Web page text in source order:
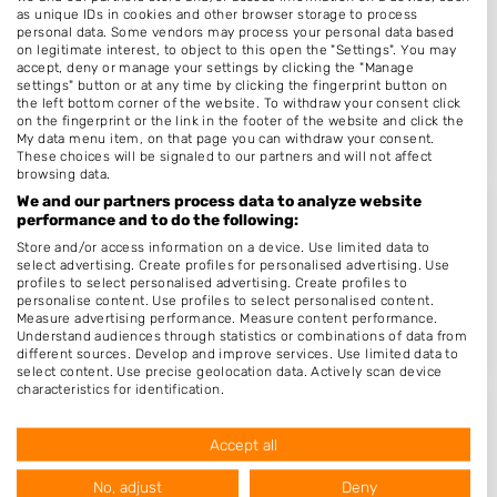
A Beautiful Nail Nagelsalon
Kanaalpad 2
7321AP Apeldoorn
Op 15,34 km afstand
Fashion Nails & Spa
Kerkplein 19
3891ED Zeewolde
Op 17,29 km afstand
Francis Nail Salon
Kamgras 8
as unique IDs in cookies and other browser storage to process
personal data. Some vendors may process your personal data based
on legitimate interest, to object to this open the "Settings". You may
accept, deny or manage your settings by clicking the "Manage
settings" button or at any time by clicking the fingerprint button on
the left bottom corner of the website. To withdraw your consent click
on the fingerprint or the link in the footer of the website and click the
My data menu item, on that page you can withdraw your consent.
These choices will be signaled to our partners and will not affect
browsing data.
We and our partners process data to analyze website
performance and to do the following:
Store and/or access information on a device. Use limited data to
select advertising. Create profiles for personalised advertising. Use
profiles to select personalised advertising. Create profiles to
personalise content. Use profiles to select personalised content.
Measure advertising performance. Measure content performance.
Understand audiences through statistics or combinations of data from
different sources. Develop and improve services. Use limited data to
select content. Use precise geolocation data. Actively scan device
characteristics for identification.
USA.
Your consent and the cookie policy applies solely to this website/app.
View Partner List (1016 IAB Vendors)
Accept all
No, adjust Deny